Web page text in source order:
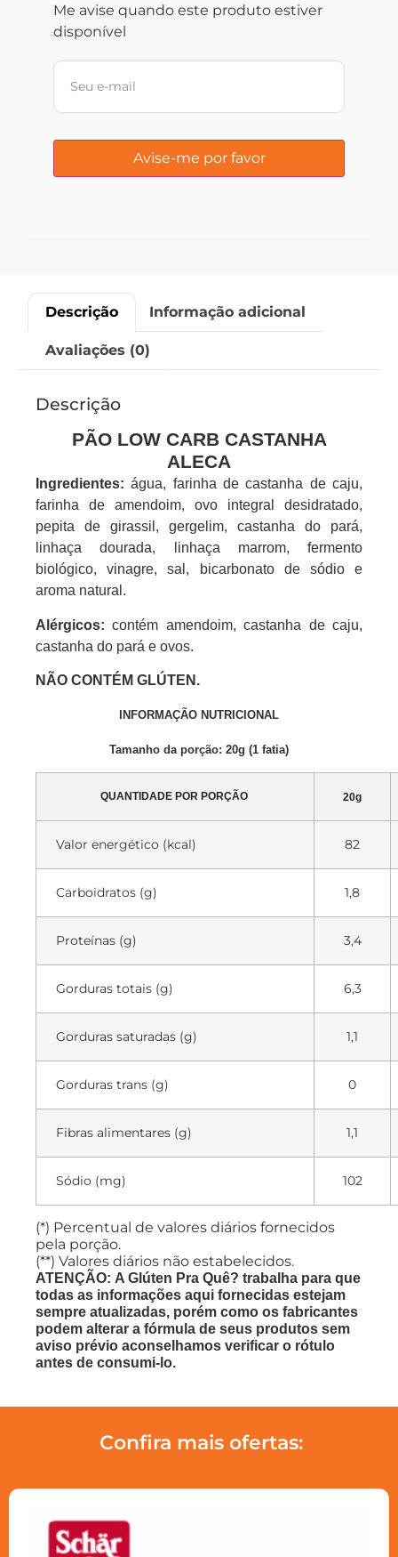
Me avise quando este produto estiver
disponível
Descrição Informação adicional
Avaliações (0)
Descrição
PÃO LOW CARB CASTANHA
ALECA
Ingredientes:água, farinha de castanha de caju,
farinha de amendoim, ovo integral desidratado,
pepita de girassil, gergelim, castanha do pará,
linhaça dourada, linhaça marrom, fermento
biológico, vinagre, sal, bicarbonato de sódio e
aroma natural.
Alérgicos:contém amendoim, castanha de caju,
castanha do pará e ovos.
NÃO CONTÉM GLÚTEN.
INFORMAÇÃO NUTRICIONAL
Tamanho da porção: 20g (1 fatia)
QUANTIDADE POR PORÇÃO 20g
Valor energético (kcal) 82
Carboidratos (g) 1,8
Proteínas (g) 3,4
Gorduras totais (g) 6,3
Gorduras saturadas (g) 1,1
Gorduras trans (g) 0
Fibras alimentares (g) 1,1
Sódio (mg) 102
(*) Percentual de valores diários fornecidos
pela porção.
(**) Valores diários não estabelecidos.
ATENÇÃO: A Glúten Pra Quê? trabalha para que
todas as informações aqui fornecidas estejam
sempre atualizadas, porém como os fabricantes
podem alterar a fórmula de seus produtos sem
aviso prévio aconselhamos verificar o rótulo
antes de consumi-lo.
Confira mais ofertas: